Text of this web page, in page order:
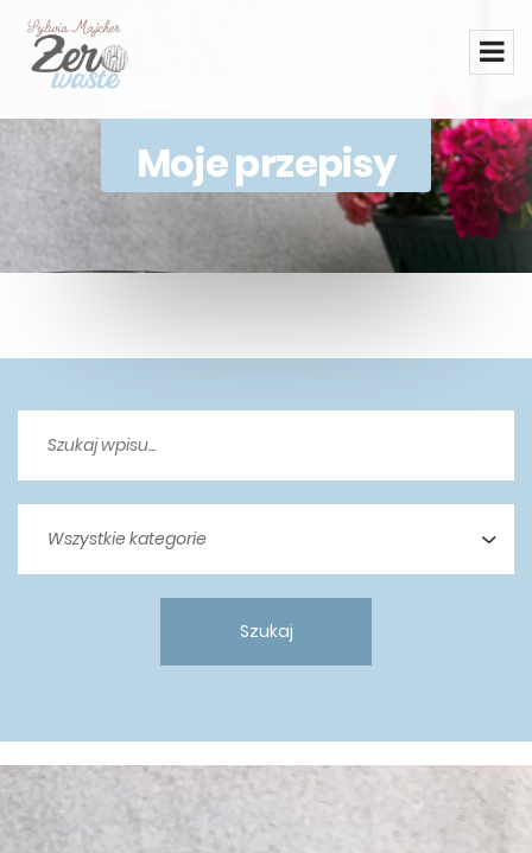
Moje przepisy
Szukaj